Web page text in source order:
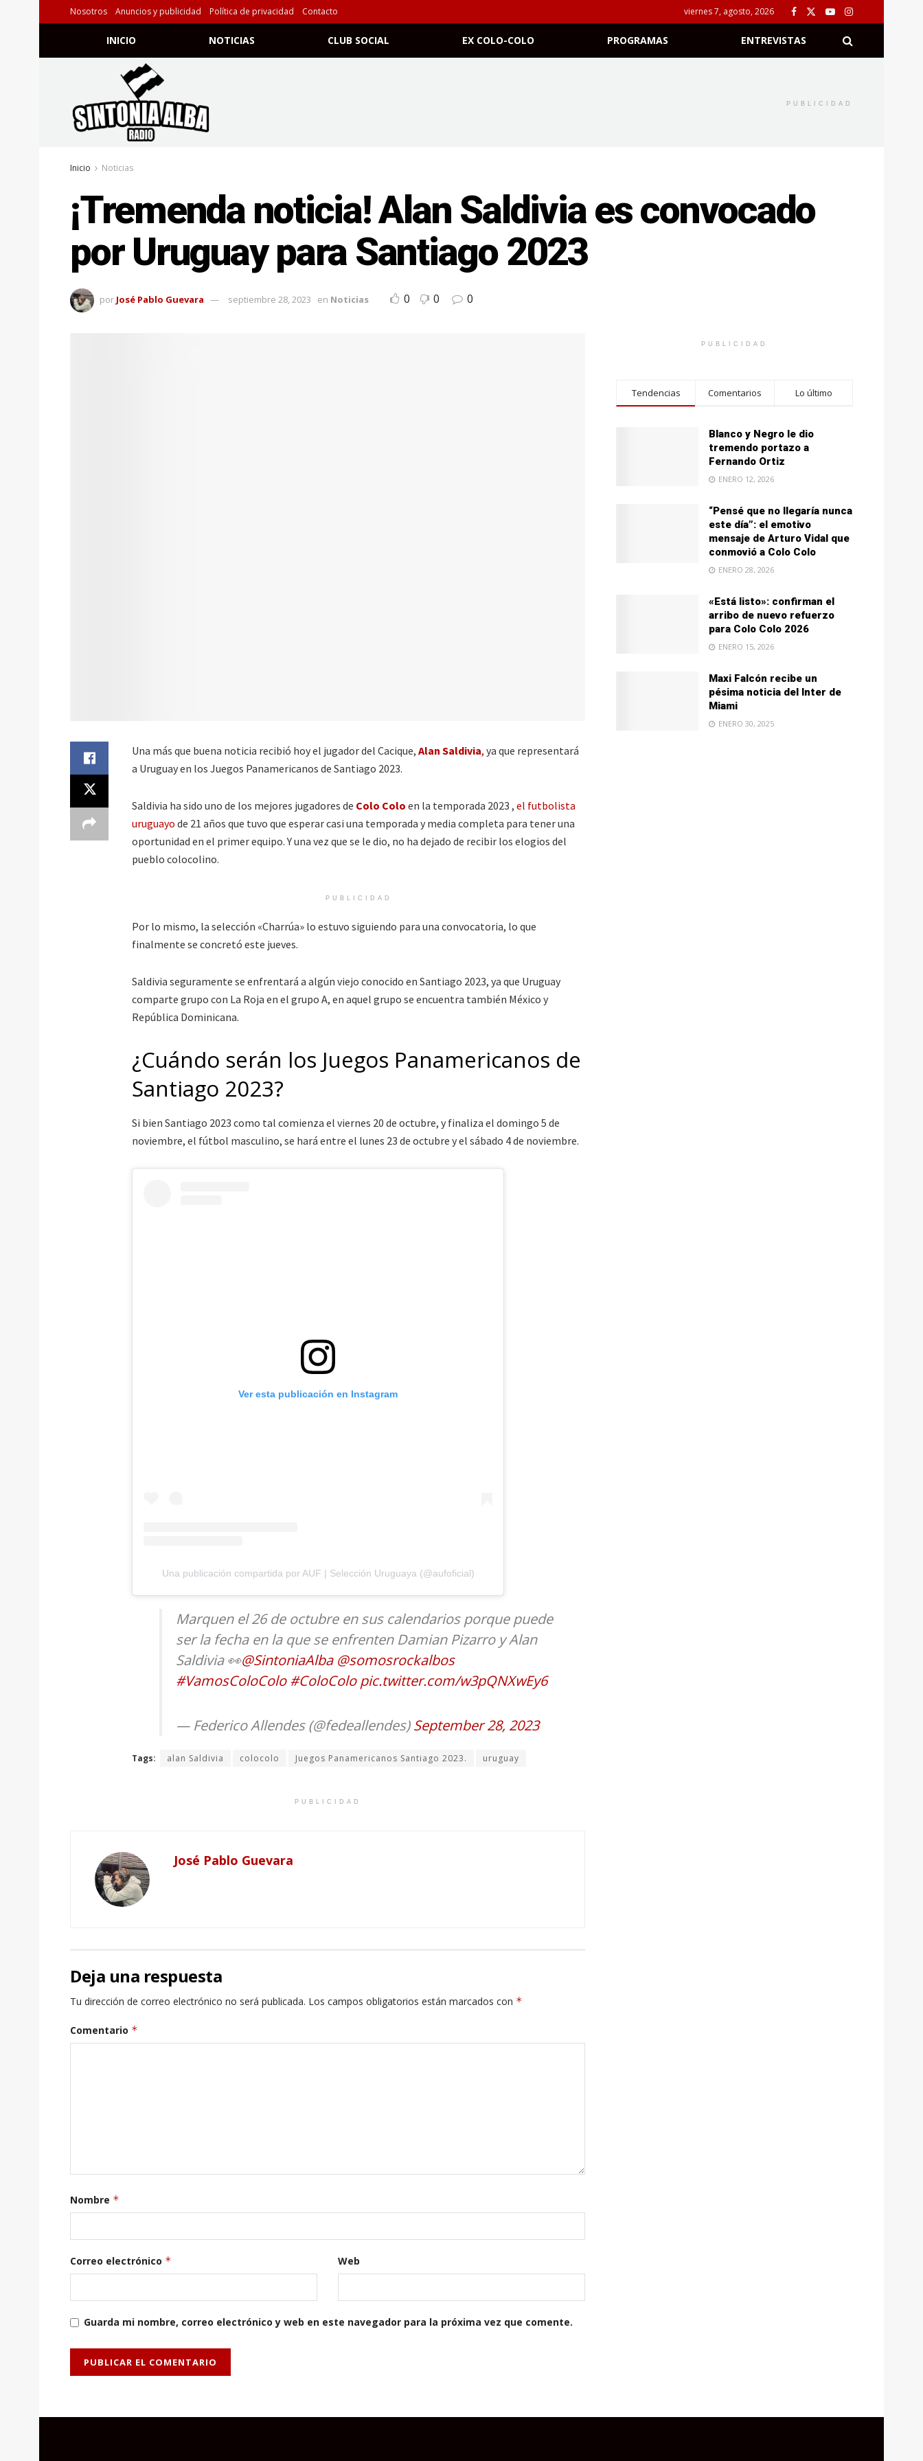
Nosotros Anuncios y publicidad Política de privacidad Contacto viernes 7, agosto, 2026
INICIO NOTICIAS CLUB SOCIAL EX COLO-COLO PROGRAMAS ENTREVISTAS
PUBLICIDAD
Inicio Noticias
¡Tremenda noticia! Alan Saldivia es convocado
por Uruguay para Santiago 2023
por José Pablo Guevara septiembre 28, 2023 en Noticias 0 0 0
Una más que buena noticia recibió hoy el jugador del Cacique, Alan Saldivia, ya que representará
a Uruguay en los Juegos Panamericanos de Santiago 2023.
Saldivia ha sido uno de los mejores jugadores de Colo Colo en la temporada 2023 , el futbolista
uruguayo de 21 años que tuvo que esperar casi una temporada y media completa para tener una
oportunidad en el primer equipo. Y una vez que se le dio, no ha dejado de recibir los elogios del
pueblo colocolino.
PUBLICIDAD
Por lo mismo, la selección «Charrúa» lo estuvo siguiendo para una convocatoria, lo que
finalmente se concretó este jueves.
Saldivia seguramente se enfrentará a algún viejo conocido en Santiago 2023, ya que Uruguay
comparte grupo con La Roja en el grupo A, en aquel grupo se encuentra también México y
República Dominicana.
¿Cuándo serán los Juegos Panamericanos de
Santiago 2023?
Si bien Santiago 2023 como tal comienza el viernes 20 de octubre, y finaliza el domingo 5 de
noviembre, el fútbol masculino, se hará entre el lunes 23 de octubre y el sábado 4 de noviembre.
Ver esta publicación en Instagram
Una publicación compartida por AUF | Selección Uruguaya (@aufoficial)
Marquen el 26 de octubre en sus calendarios porque puede
ser la fecha en la que se enfrenten Damian Pizarro y Alan
Saldivia 👀@SintoniaAlba @somosrockalbos
#VamosColoColo #ColoColo pic.twitter.com/w3pQNXwEy6
— Federico Allendes (@fedeallendes)September 28, 2023
Tags: alan Saldivia colocolo Juegos Panamericanos Santiago 2023. uruguay
PUBLICIDAD
José Pablo Guevara
Deja una respuesta
Tu dirección de correo electrónico no será publicada. Los campos obligatorios están marcados con *
Comentario *
Nombre *
Correo electrónico * Web
Guarda mi nombre, correo electrónico y web en este navegador para la próxima vez que comente.
PUBLICIDAD
Tendencias Comentarios Lo último
Blanco y Negro le dio
tremendo portazo a
Fernando Ortiz
ENERO 12, 2026
“Pensé que no llegaría nunca
este día”: el emotivo
mensaje de Arturo Vidal que
conmovió a Colo Colo
ENERO 28, 2026
«Está listo»: confirman el
arribo de nuevo refuerzo
para Colo Colo 2026
ENERO 15, 2026
Maxi Falcón recibe un
pésima noticia del Inter de
Miami
ENERO 30, 2025